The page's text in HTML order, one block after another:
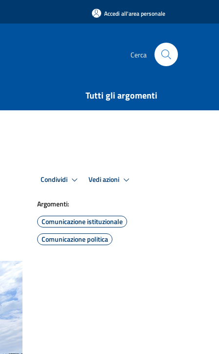
Accedi all'area personale
Cerca
Tutti gli argomenti
Condividi Vedi azioni
Argomenti:
Comunicazione istituzionale
Comunicazione politica